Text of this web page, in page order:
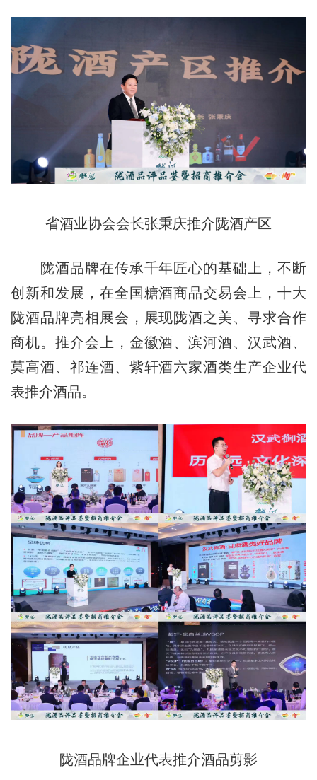
省酒业协会会长张秉庆推介陇酒产区
陇酒品牌在传承千年匠心的基础上，不断
创新和发展，在全国糖酒商品交易会上，十大
陇酒品牌亮相展会，展现陇酒之美、寻求合作
商机。推介会上，金徽酒、滨河酒、汉武酒、
莫高酒、祁连酒、紫轩酒六家酒类生产企业代
表推介酒品。
陇酒品牌企业代表推介酒品剪影